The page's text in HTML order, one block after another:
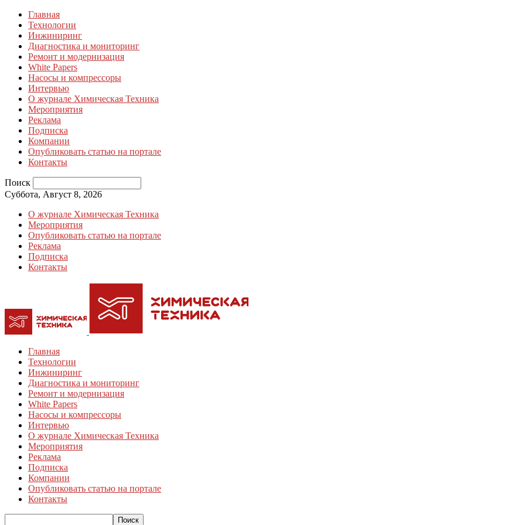
Главная
Технологии
Инжиниринг
Диагностика и мониторинг
Ремонт и модернизация
White Papers
Насосы и компрессоры
Интервью
О журнале Химическая Техника
Мероприятия
Реклама
Подписка
Компании
Опубликовать статью на портале
Контакты
Поиск
Суббота, Август 8, 2026
О журнале Химическая Техника
Мероприятия
Опубликовать статью на портале
Реклама
Подписка
Контакты
Главная
Технологии
Инжиниринг
Диагностика и мониторинг
Ремонт и модернизация
White Papers
Насосы и компрессоры
Интервью
О журнале Химическая Техника
Мероприятия
Реклама
Подписка
Компании
Опубликовать статью на портале
Контакты